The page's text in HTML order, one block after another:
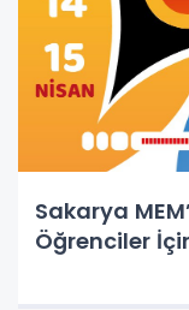
Sakarya
Öğrenciler